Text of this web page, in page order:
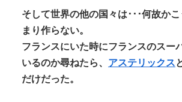
そして世界の他の国々は･･･何故か
まり作らない。
フランスにいた時にフランスのスー
いるのか尋ねたら、 アステリックス
だけだった。